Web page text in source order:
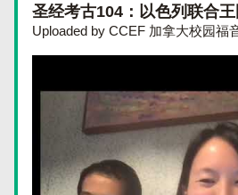
圣经考古104：以色列联合
Uploaded by CCEF 加拿大校园福